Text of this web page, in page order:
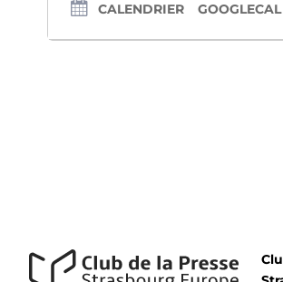
CALENDRIER GOOGLECAL